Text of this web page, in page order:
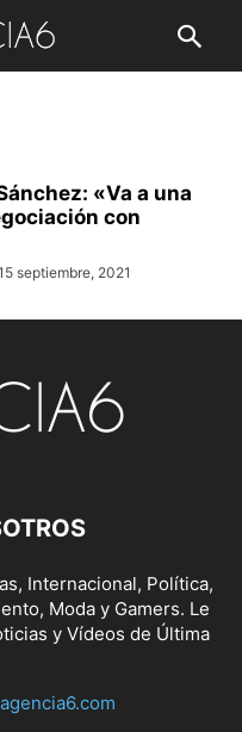
«Va a una
con
septiembre, 2021
Internacional, Política,
Moda y Gamers. Le
y Vídeos de Última